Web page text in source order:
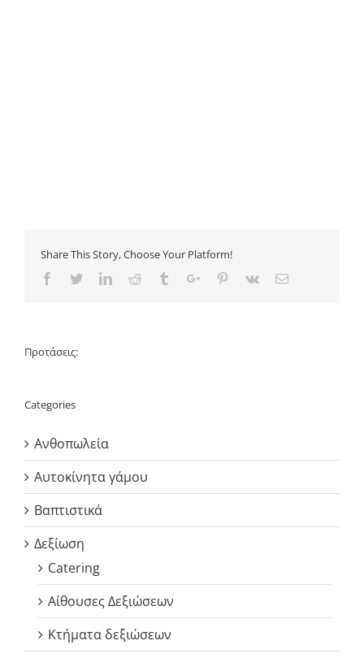
Share This Story, Choose Your Platform!
Facebook
TwitterLinkedinReddit TumblrGoogle+Pinterest
Vk Email
Προτάσεις:
Categories
Ανθοπωλεία
Αυτοκίνητα γάμου
Βαπτιστικά
Δεξίωση
Catering
Αίθουσες Δεξιώσεων
Κτήματα δεξιώσεων